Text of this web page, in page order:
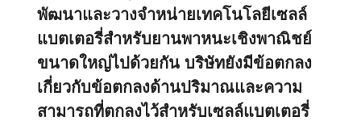
พัฒนาและวางจำหน่ายเทคโนโลยีเซลล์
แบตเตอรี่สำหรับยานพาหนะเชิงพาณิชย์
ขนาดใหญ่ไปด้วยกัน บริษัทยังมีข้อตกลง
เกี่ยวกับข้อตกลงด้านปริมาณและความ
สามารถที่ตกลงไว้สำหรับเซลล์แบตเตอรี่